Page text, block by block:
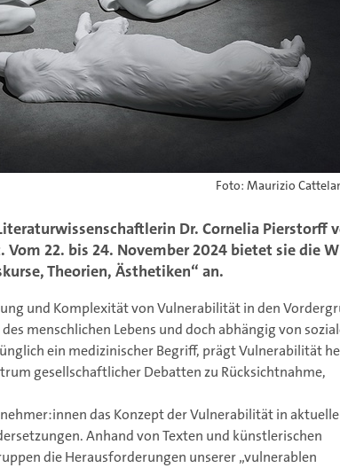
Foto: Maurizio
Dr. Cornelia Pierstorff
Vom 22. bis 24. November 2024 bietet sie die
Theorien, Ästhetiken“ an.
und Komplexität von Vulnerabilität in den
menschlichen Lebens und doch abhängig von
ein medizinischer Begriff, prägt Vulnerabilität
gesellschaftlicher Debatten zu Rücksichtnahme,
das Konzept der Vulnerabilität in
Anhand von Texten und künstlerischen
die Herausforderungen unserer „vulnerablen